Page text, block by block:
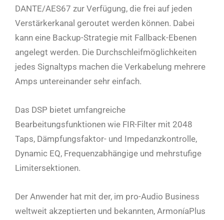
DANTE/AES67 zur Verfügung, die frei auf jeden
Verstärkerkanal geroutet werden können. Dabei
kann eine Backup-Strategie mit Fallback-Ebenen
angelegt werden. Die Durchschleifmöglichkeiten
jedes Signaltyps machen die Verkabelung mehrere
Amps untereinander sehr einfach.
Das DSP bietet umfangreiche
Bearbeitungsfunktionen wie FIR-Filter mit 2048
Taps, Dämpfungsfaktor- und Impedanzkontrolle,
Dynamic EQ, Frequenzabhängige und mehrstufige
Limitersektionen.
Der Anwender hat mit der, im pro-Audio Business
weltweit akzeptierten und bekannten, ArmoníaPlus